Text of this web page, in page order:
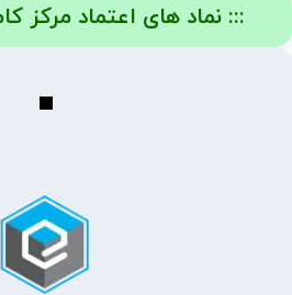
::: نماد های اعتماد مرکز